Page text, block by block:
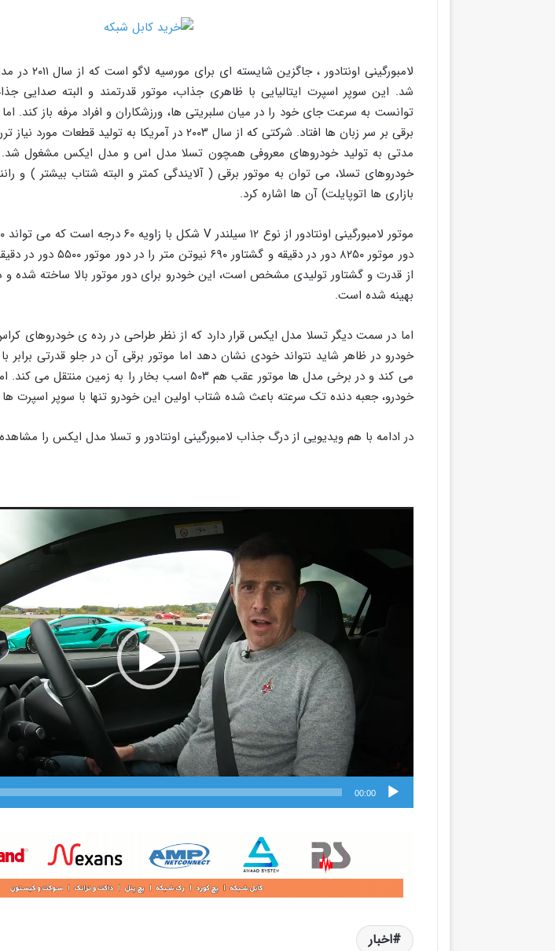
لامبورگینی
شد. این سوپر اسپرت ایتالیایی با ظاهری جذاب، موتور قدرتمند و البته صدایی
توانست به سرعت جای خود را در میان سلبریتی ها، ورزشکاران و افراد مرفه باز کند.
برقی بر سر زبان ها افتاد. شرکتی که از سال ۲۰۰۳ در آمریکا به
مدتی به تولید خودروهای معروفی همچون تسلا مدل اس و مدل ایکس مشغول شد.
خودروهای تسلا، می توان به موتور برقی ( آلایندگی کمتر و البته شتاب بیشتر ) و
بازاری ها اتوپایلت) آن ها اشاره کرد.
دور موتور ۸۲۵۰ دور در دقیقه و
از قدرت و گشتاور تولیدی مشخص است، این خودرو برای دور موتور بالا ساخته شده و
بهینه شده است.
اما در سمت دیگر تسلا مدل ایکس قرار دارد که از نظر طراحی در رده ی خودروهای
می کند و در برخی مدل ها موتور عقب هم ۵۰۳ اسب بخار را به زمین
خودرو، جعبه دنده تک سرعته باعث شده شتاب اولین این خودرو تنها با سوپر اسپرت
در ادامه با هم ویدیویی از درگ جذاب لامبورگینی اونتادور و تسلا مدل ایکس را
00:00
اخبار